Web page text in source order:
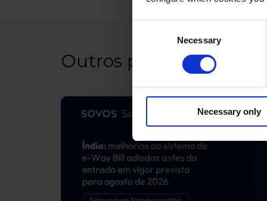
Necessary
Necessary only
Outros posts